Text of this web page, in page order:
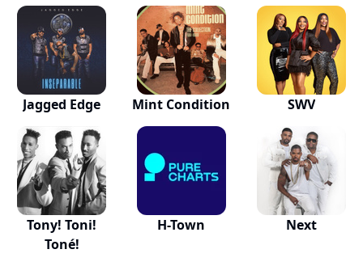
Jagged Edge Mint Condition SWV
Tony! Toni!
Toné!
H-Town Next